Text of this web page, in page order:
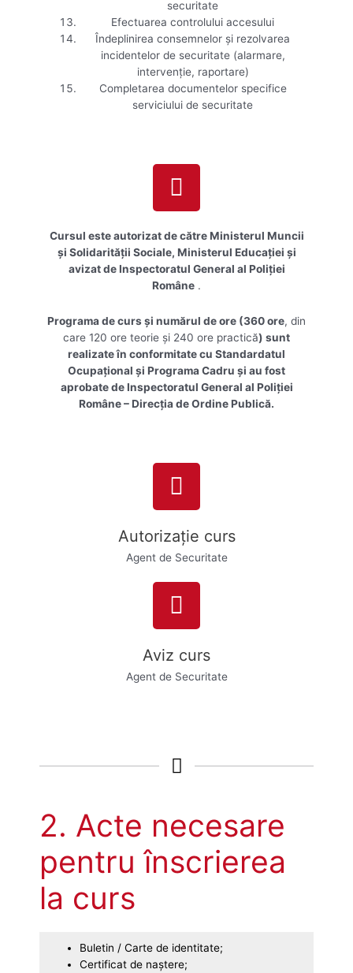
securitate
Efectuarea controlului accesului
Îndeplinirea consemnelor și rezolvarea
incidentelor de securitate (alarmare,
intervenție, raportare)
Completarea documentelor specifice
serviciului de securitate
Cursul este autorizat de către Ministerul Muncii
și Solidarității Sociale, Ministerul Educației şi
avizat de Inspectoratul General al Poliției
Române .
Programa de curs şi numărul de ore (360 ore, din
care 120 ore teorie şi 240 ore practică) sunt
realizate în conformitate cu Standardatul
Ocupaţional şi Programa Cadru şi au fost
aprobate de Inspectoratul General al Poliției
Române – Direcția de Ordine Publică.
Autorizație curs
Agent de Securitate
Aviz curs
Agent de Securitate
2. Acte necesare
pentru înscrierea
la curs
Buletin / Carte de identitate;
Certificat de naştere;